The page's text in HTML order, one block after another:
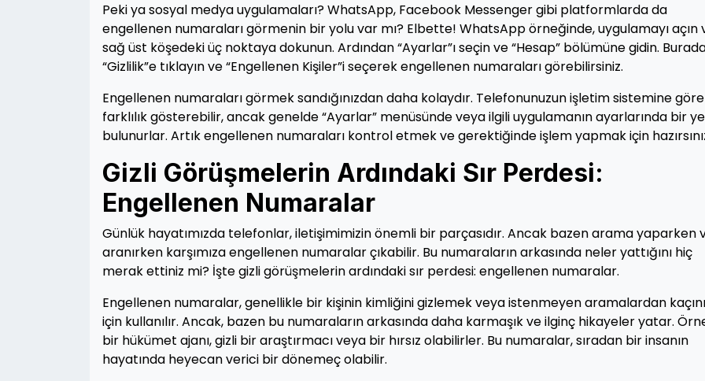
Peki ya sosyal medya uygulamaları? WhatsApp, Facebook Messenger gibi platformlarda da
engellenen numaraları görmenin bir yolu var mı? Elbette! WhatsApp örneğinde, uygulamayı açın
sağ üst köşedeki üç noktaya dokunun. Ardından “Ayarlar”ı seçin ve “Hesap” bölümüne gidin.
“Gizlilik”e tıklayın ve “Engellenen Kişiler”i seçerek engellenen numaraları görebilirsiniz.
Engellenen numaraları görmek sandığınızdan daha kolaydır. Telefonunuzun işletim sistemine göre
farklılık gösterebilir, ancak genelde “Ayarlar” menüsünde veya ilgili uygulamanın ayarlarında bir
bulunurlar. Artık engellenen numaraları kontrol etmek ve gerektiğinde işlem yapmak için
Gizli Görüşmelerin Ardındaki Sır Perdesi:
Engellenen Numaralar
Günlük hayatımızda telefonlar, iletişimimizin önemli bir parçasıdır. Ancak bazen arama yaparken
aranırken karşımıza engellenen numaralar çıkabilir. Bu numaraların arkasında neler yattığını hiç
merak ettiniz mi? İşte gizli görüşmelerin ardındaki sır perdesi: engellenen numaralar.
Engellenen numaralar, genellikle bir kişinin kimliğini gizlemek veya istenmeyen aramalardan
için kullanılır. Ancak, bazen bu numaraların arkasında daha karmaşık ve ilginç hikayeler yatar.
bir hükümet ajanı, gizli bir araştırmacı veya bir hırsız olabilirler. Bu numaralar, sıradan bir insanın
hayatında heyecan verici bir dönemeç olabilir.